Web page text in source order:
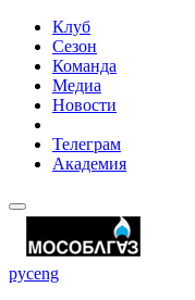
Клуб
Сезон
Команда
Медиа
Новости
Телеграм
Академия
русeng